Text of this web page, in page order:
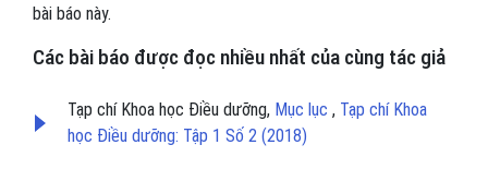
bài báo này.
Các bài báo được đọc nhiều nhất của cùng tác giả
Tạp chí Khoa học Điều dưỡng, Mục lục , Tạp chí Khoa
học Điều dưỡng: Tập 1 Số 2 (2018)